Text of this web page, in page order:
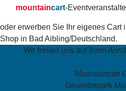
mountaincart-
oder erwerben Sie Ihr eigenes Cart
Shop in Bad Aibling/Deutschland.
Wir freuen uns auf Ihren
Mountaincart
Gewerbepark